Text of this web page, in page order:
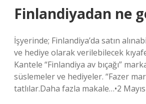
Finlandiyadan ne
İşyerinde; Finlandiya’da satın
ve hediye olarak verilebilecek
Kantele “Finlandiya av bıçağı”
süslemeler ve hediyeler. “Fazer
tatlılar.Daha fazla makale…•2